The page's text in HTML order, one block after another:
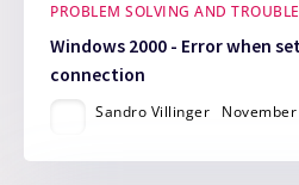
PROBLEM SOLVING AND
Windows 2000 - Error when
connection
Sandro Villinger